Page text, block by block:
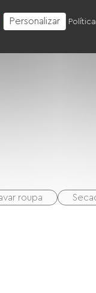
Quatro
roupa
Personalizar